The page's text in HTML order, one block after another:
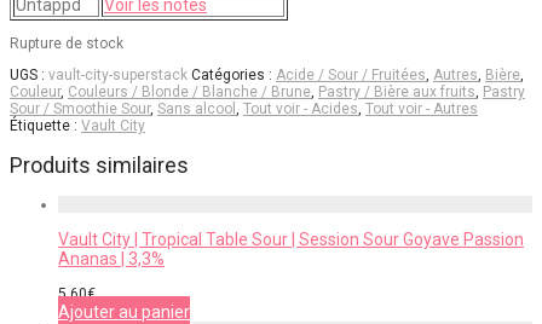
Untappd
Voir les notes
Rupture de stock
UGS : vault-city-superstack Catégories : Acide / Sour / Fruitées, Autres, Bière,
Couleur, Couleurs / Blonde / Blanche / Brune, Pastry / Bière aux fruits, Pastry
Sour / Smoothie Sour, Sans alcool , Tout voir - Acides, Tout voir - Autres
Étiquette : Vault City
Produits similaires
Vault City | Tropical Table Sour | Session Sour Goyave Passion
Ananas | 3,3%
5,60€
Ajouter au panier